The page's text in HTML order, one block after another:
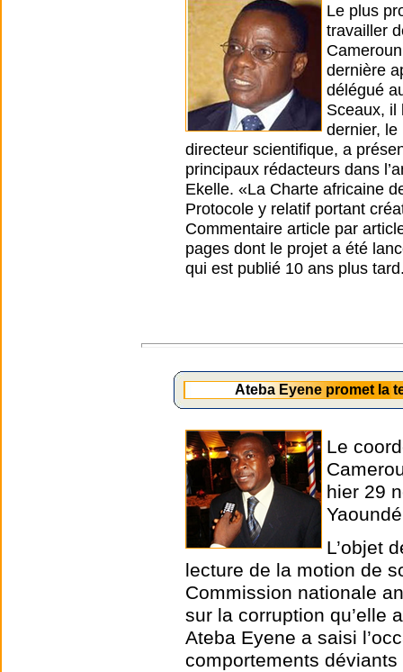
Le plus
travailler
dernière
délégué
Sceaux, il
dernier, le
directeur scientifique, a
principaux rédacteurs dans
Ekelle. «La Charte africaine
Protocole y relatif portant
Commentaire article par
pages dont le projet a été
qui est publié 10 ans plus
Ateba Eyene promet la
Le
hier 29
L’objet
lecture de la motion de
Commission nationale
sur la corruption qu’elle
Ateba Eyene a saisi
comportements